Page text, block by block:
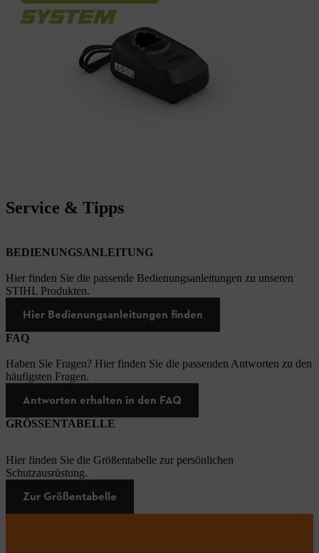
Service & Tipps
BEDIENUNGSANLEITUNG
Hier finden Sie die passende Bedienungsanleitungen zu unseren
STIHL Produkten.
Hier Bedienungsanleitungen finden
FAQ
Haben Sie Fragen? Hier finden Sie die passenden Antworten zu den
häufigsten Fragen.
Antworten erhalten in den FAQ
GRÖSSENTABELLE
Hier finden Sie die Größentabelle zur persönlichen
Schutzausrüstung.
Zur Größentabelle